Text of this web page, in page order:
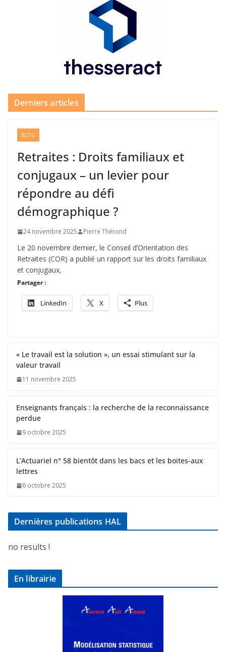
Derniers articles
BLOG
Retraites : Droits familiaux et
conjugaux – un levier pour
répondre au défi
démographique ?
24 novembre 2025 Pierre Thérond
Le 20 novembre dernier, le Conseil d’Orientation des
Retraites (COR) a publié un rapport sur les droits familiaux
et conjugaux,
Partager :
LinkedIn X Plus
« Le travail est la solution », un essai stimulant sur la
valeur travail
11 novembre 2025
Enseignants français : la recherche de la reconnaissance
perdue
9 octobre 2025
L’Actuariel n° 58 bientôt dans les bacs et les boites-aux
lettres
6 octobre 2025
Dernières publications HAL
no results !
En librairie